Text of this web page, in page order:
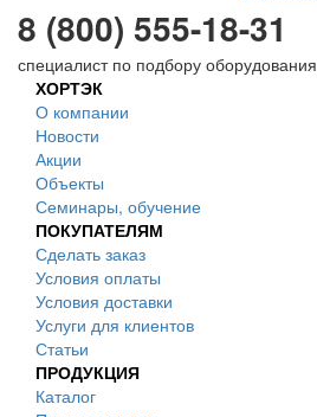
8 (800) 555-18-31
специалист по подбору оборудования
ХОРТЭК
О компании
Новости
Акции
Объекты
Семинары, обучение
ПОКУПАТЕЛЯМ
Сделать заказ
Условия оплаты
Условия доставки
Услуги для клиентов
Статьи
ПРОДУКЦИЯ
Каталог